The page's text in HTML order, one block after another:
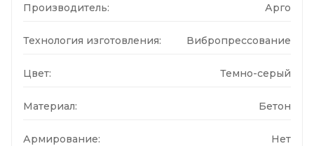
Производитель: Арго
Технология изготовления: Вибропрессование
Цвет: Темно-серый
Материал: Бетон
Армирование: Нет